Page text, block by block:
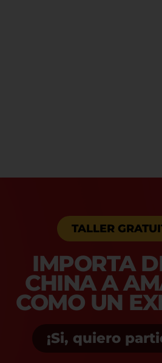
TALLER
IMPORTA
CHINA A
COMO UN
¡Si, quiero